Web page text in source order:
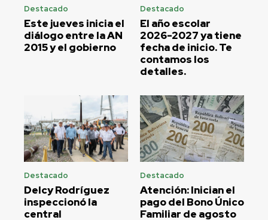
Destacado
Este jueves inicia el
diálogo entre la AN
2015 y el gobierno
Destacado
El año escolar
2026-2027 ya tiene
fecha de inicio. Te
contamos los
detalles.
Destacado
Delcy Rodríguez
inspeccionó la
central
Destacado
Atención: Inician el
pago del Bono Único
Familiar de agosto